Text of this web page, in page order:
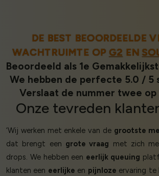
DE BEST BEOORDEELDE
WACHTRUIMTE OP G2 EN
Beoordeeld als 1e
We hebben de perfecte 5.0 / 5
Verslaat de nummer twee op
Onze tevreden
‘Wij werken met enkele van de grootste
dat brengt een grote vraag met zich
drops. We hebben een eerlijk queuing
klanten een eerlijke en pijnloze ervaring te